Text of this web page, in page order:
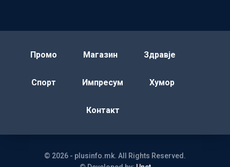
Промо Магазин Здравје
Спорт Импресум Хумор
Контакт
© 2026 - plusinfo.mk. All Rights Reserved.